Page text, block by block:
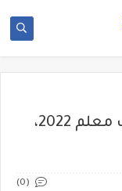
تفاصيل مسابقة تعيين 30 الف معلم 2022،
(0)